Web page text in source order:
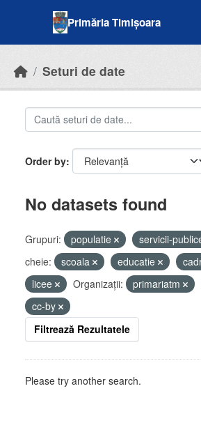
Primăria Timișoara
Seturi de date
Order by
No datasets found
Grupuri: populatie servicii-
cheie:
scoala educatie
licee
Organizații: primariatm
cc-by
Filtrează Rezultatele
Please try another search.